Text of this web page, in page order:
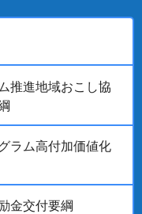
推進地域おこし協
ラム高付加価値化
金交付要綱